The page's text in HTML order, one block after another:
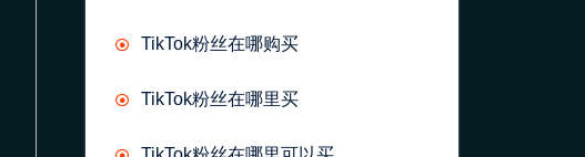
TikTok粉丝在哪购买
TikTok粉丝在哪里买